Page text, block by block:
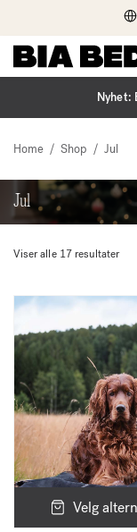
Hopp
til
Nyhet:
Home / Shop / Jul
Jul
Viser alle 17 resultater
Velg